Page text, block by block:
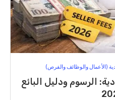
(الأعمال والوظائف والفرص)
الرسوم ودليل البائع